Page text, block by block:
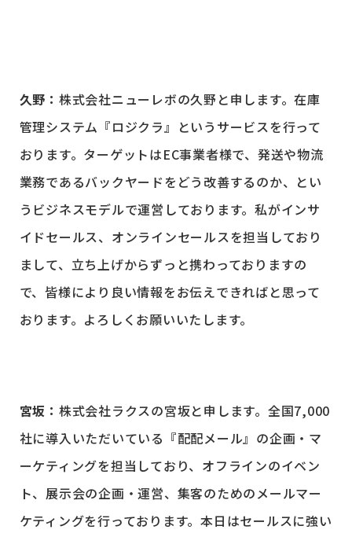
久野： 株式会社ニューレボの久野と申します。在庫
管理システム『ロジクラ』というサービスを行って
おります。ターゲットはEC事業者様で、発送や物流
業務であるバックヤードをどう改善するのか、とい
うビジネスモデルで運営しております。私がインサ
イドセールス、オンラインセールスを担当しており
まして、立ち上げからずっと携わっておりますの
で、皆様により良い情報をお伝えできればと思って
おります。よろしくお願いいたします。
宮坂： 株式会社ラクスの宮坂と申します。全国7,000
社に導入いただいている『配配メール』の企画・マ
ーケティングを担当しており、オフラインのイベン
ト、展示会の企画・運営、集客のためのメールマー
ケティングを行っております。本日はセールスに強い